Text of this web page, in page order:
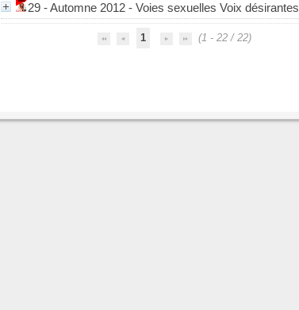
29 - Automne 2012 - Voies sexuelles Voix désirantes
1 (1 - 22 / 22)